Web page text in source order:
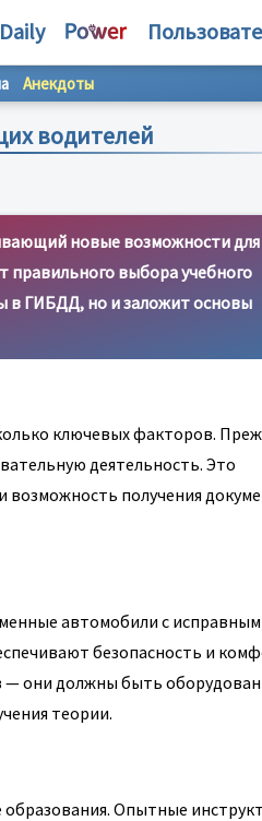
Daily
водителей
Анекдоты
новые возможности для
правильного выбора учебного
в ГИБДД, но и заложит основы
ключевых факторов.
деятельность. Это
возможность получения
автомобили с исправным
безопасность и
— они должны быть
теории.
Опытные